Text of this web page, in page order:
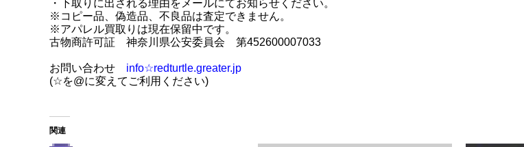
・下取りに出される理由をメールにてお知らせください。
※コピー品、偽造品、不良品は査定できません。
※アパレル買取りは現在保留中です。
古物商許可証 神奈川県公安委員会 第452600007033
お問い合わせ info☆redturtle.greater.jp
(☆を@に変えてご利用ください)
関連